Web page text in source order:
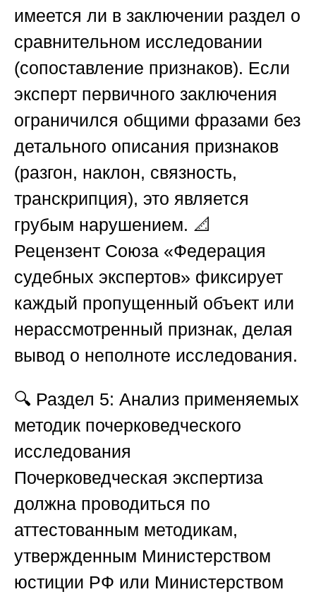
имеется ли в заключении раздел о
сравнительном исследовании
(сопоставление признаков). Если
эксперт первичного заключения
ограничился общими фразами без
детального описания признаков
(разгон, наклон, связность,
транскрипция), это является
грубым нарушением. 📐
Рецензент Союза «Федерация
судебных экспертов» фиксирует
каждый пропущенный объект или
нерассмотренный признак, делая
вывод о неполноте исследования.
🔍 Раздел 5: Анализ применяемых
методик почерковедческого
исследования
Почерковедческая экспертиза
должна проводиться по
аттестованным методикам,
утвержденным Министерством
юстиции РФ или Министерством